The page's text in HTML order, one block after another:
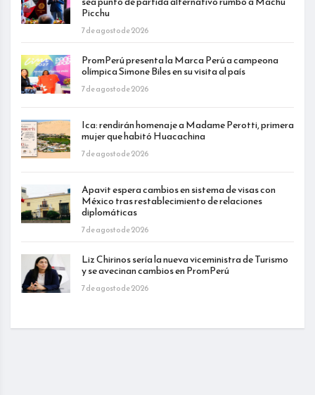
Picchu
7 de agosto de 2026
PromPerú presenta la Marca Perú a campeona
olímpica Simone Biles en su visita al país
7 de agosto de 2026
Ica: rendirán homenaje a Madame Perotti, primera
mujer que habitó Huacachina
7 de agosto de 2026
Apavit espera cambios en sistema de visas con
México tras restablecimiento de relaciones
diplomáticas
7 de agosto de 2026
Liz Chirinos sería la nueva viceministra de Turismo
y se avecinan cambios en PromPerú
7 de agosto de 2026